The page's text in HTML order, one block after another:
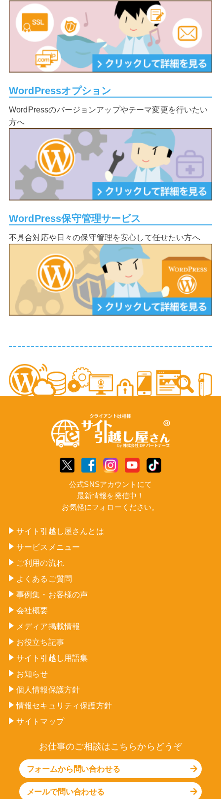
WordPressオプション
WordPressのバージョンアップやテーマ変更を行いたい
方へ
WordPress保守管理サービス
不具合対応や日々の保守管理を安心して任せたい方へ
公式SNSアカウントにて
最新情報を発信中！
お気軽にフォローください。
サイト引越し屋さんとは
サービスメニュー
ご利用の流れ
よくあるご質問
事例集・お客様の声
会社概要
メディア掲載情報
お役立ち記事
サイト引越し用語集
お知らせ
個人情報保護方針
情報セキュリティ保護方針
サイトマップ
お仕事のご相談はこちらからどうぞ
フォームから問い合わせる
メールで問い合わせる